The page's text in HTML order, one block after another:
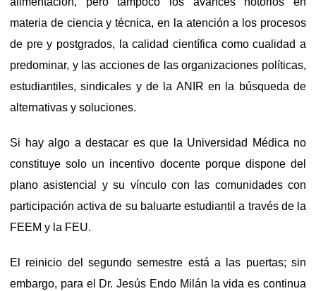
materia de ciencia y técnica, en la atención a los procesos
de pre y postgrados, la calidad científica como cualidad a
predominar, y las acciones de las organizaciones políticas,
estudiantiles, sindicales y de la ANIR en la búsqueda de
alternativas y soluciones.
Si hay algo a destacar es que la Universidad Médica no
constituye solo un incentivo docente porque dispone del
plano asistencial y su vínculo con las comunidades con
participación activa de su baluarte estudiantil a través de la
FEEM y la FEU.
El reinicio del segundo semestre está a las puertas; sin
embargo, para el Dr. Jesús Endo Milán la vida es continua